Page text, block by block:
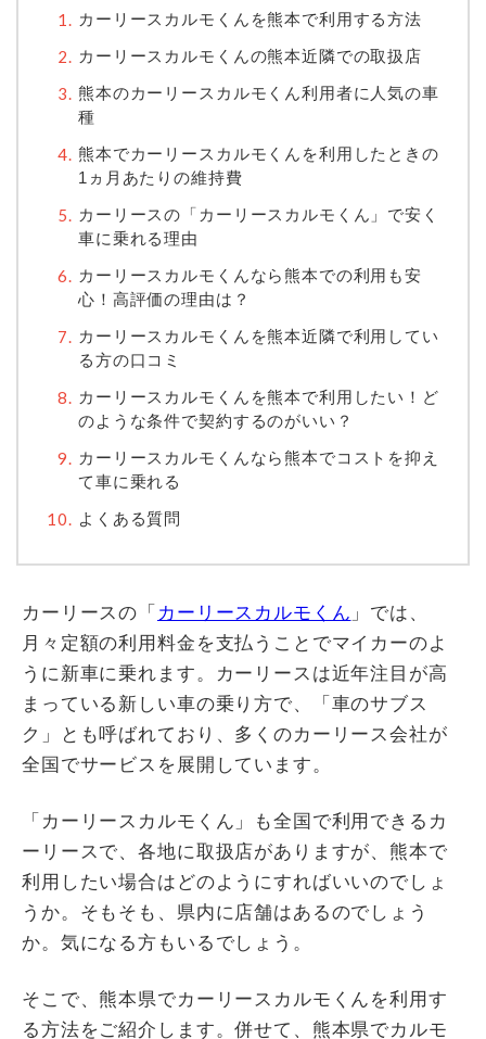
カーリースカルモくんを熊本で利用する方法
カーリースカルモくんの熊本近隣での取扱店
熊本のカーリースカルモくん利用者に人気の車
種
熊本でカーリースカルモくんを利用したときの
1ヵ月あたりの維持費
カーリースの「カーリースカルモくん」で安く
車に乗れる理由
カーリースカルモくんなら熊本での利用も安
心！高評価の理由は？
カーリースカルモくんを熊本近隣で利用してい
る方の口コミ
カーリースカルモくんを熊本で利用したい！ど
のような条件で契約するのがいい？
カーリースカルモくんなら熊本でコストを抑え
て車に乗れる
よくある質問
カーリースの「 カーリースカルモくん 」では、
月々定額の利用料金を支払うことでマイカーのよ
うに新車に乗れます。カーリースは近年注目が高
まっている新しい車の乗り方で、「車のサブス
ク」とも呼ばれており、多くのカーリース会社が
全国でサービスを展開しています。
「カーリースカルモくん」も全国で利用できるカ
ーリースで、各地に取扱店がありますが、熊本で
利用したい場合はどのようにすればいいのでしょ
うか。そもそも、県内に店舗はあるのでしょう
か。気になる方もいるでしょう。
そこで、熊本県でカーリースカルモくんを利用す
る方法をご紹介します。併せて、熊本県でカルモ